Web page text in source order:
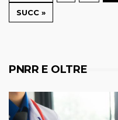
SUCC »
PNRR E OLTRE